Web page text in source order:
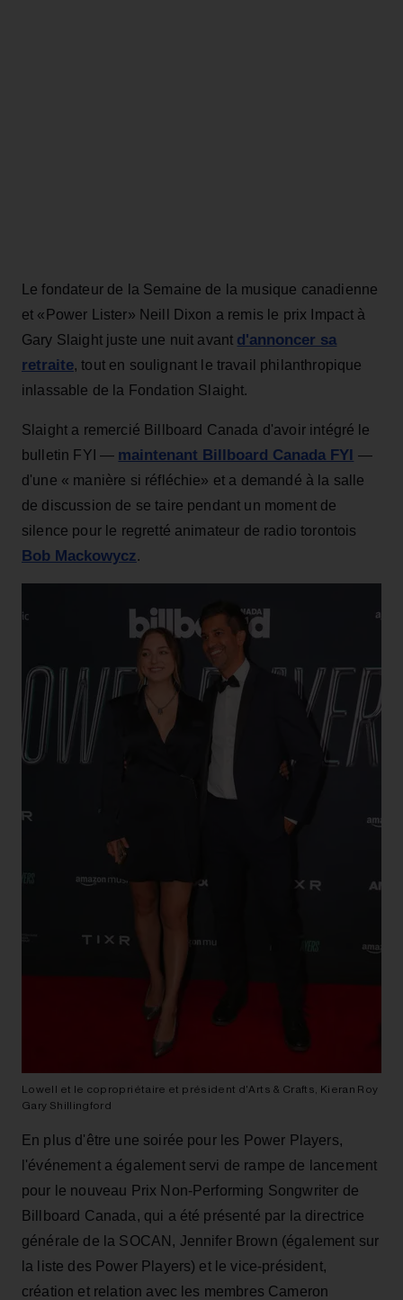
Le fondateur de la Semaine de la musique canadienne
et «Power Lister» Neill Dixon a remis le prix Impact à
Gary Slaight juste une nuit avant d'annoncer sa
retraite, tout en soulignant le travail philanthropique
inlassable de la Fondation Slaight.
Slaight a remercié Billboard Canada d'avoir intégré le
bulletin FYI — maintenant Billboard Canada FYI —
d'une « manière si réfléchie» et a demandé à la salle
de discussion de se taire pendant un moment de
silence pour le regretté animateur de radio torontois
Bob Mackowycz.
Lowell et le copropriétaire et président d'Arts & Crafts, Kieran Roy
Gary Shillingford
En plus d'être une soirée pour les Power Players,
l'événement a également servi de rampe de lancement
pour le nouveau Prix Non-Performing Songwriter de
Billboard Canada, qui a été présenté par la directrice
générale de la SOCAN, Jennifer Brown (également sur
la liste des Power Players) et le vice-président,
création et relation avec les membres Cameron